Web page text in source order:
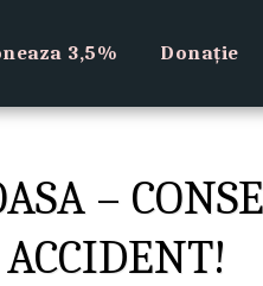
3,5% Donație
–